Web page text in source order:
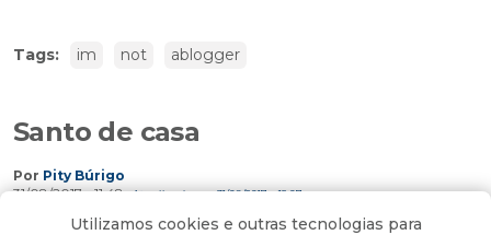
Tags: im not ablogger
Santo de casa
Por Pity Búrigo
31/08/2017 - 11:48 Atualizado em 31/08/2017 - 12:07
Utilizamos cookies e outras tecnologias para